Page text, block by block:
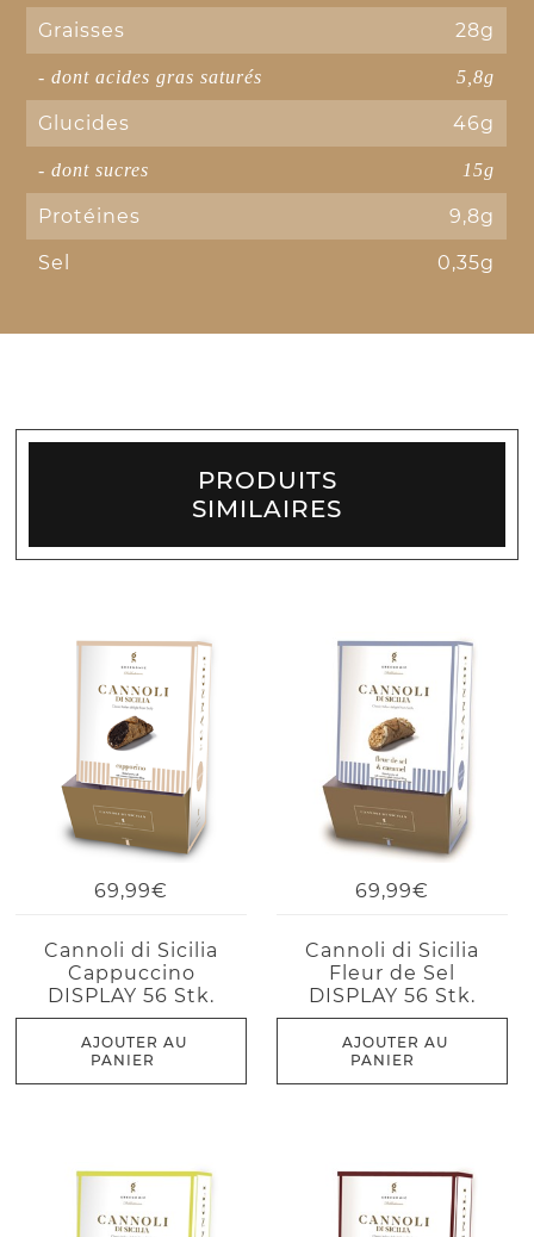
Graisses 28g
- dont acides gras saturés 5,8g
Glucides 46g
- dont sucres 15g
Protéines 9,8g
Sel 0,35g
PRODUITS
SIMILAIRES
69,99€
Cannoli di Sicilia
Cappuccino
DISPLAY 56 Stk.
AJOUTER AU
PANIER
69,99€
Cannoli di Sicilia
Fleur de Sel
DISPLAY 56 Stk.
AJOUTER AU
PANIER